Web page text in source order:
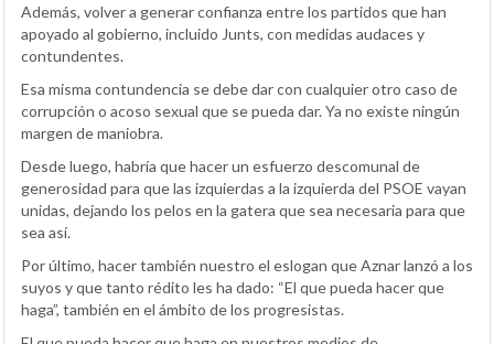
Además, volver a generar confianza entre los partidos que han
apoyado al gobierno, incluido Junts, con medidas audaces y
contundentes.
Esa misma contundencia se debe dar con cualquier otro caso de
corrupción o acoso sexual que se pueda dar. Ya no existe ningún
margen de maniobra.
Desde luego, habría que hacer un esfuerzo descomunal de
generosidad para que las izquierdas a la izquierda del PSOE vayan
unidas, dejando los pelos en la gatera que sea necesaria para que
sea así.
Por último, hacer también nuestro el eslogan que Aznar lanzó a los
suyos y que tanto rédito les ha dado: “El que pueda hacer que
haga”, también en el ámbito de los progresistas.